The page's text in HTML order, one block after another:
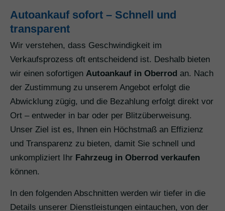
Autoankauf sofort – Schnell und
transparent
Wir verstehen, dass Geschwindigkeit im
Verkaufsprozess oft entscheidend ist. Deshalb bieten
wir einen sofortigen Autoankauf in Oberrod an. Nach
der Zustimmung zu unserem Angebot erfolgt die
Abwicklung zügig, und die Bezahlung erfolgt direkt vor
Ort – entweder in bar oder per Blitzüberweisung.
Unser Ziel ist es, Ihnen ein Höchstmaß an Effizienz
und Transparenz zu bieten, damit Sie schnell und
unkompliziert Ihr Fahrzeug in Oberrod verkaufen
können.
In den folgenden Abschnitten werden wir tiefer in die
Details unserer Dienstleistungen eintauchen, von der